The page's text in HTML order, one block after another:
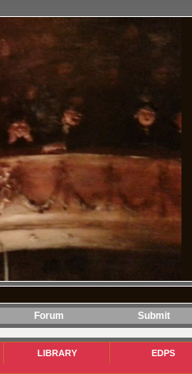
Forum Submit
LIBRARY EDPS